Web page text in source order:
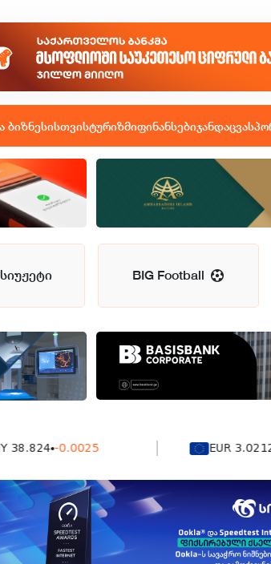
ბიზნესისთვისტურიზმიფინანსებიჯანდაცვა
BIG Football
-0.0025 EUR 3.0212 -